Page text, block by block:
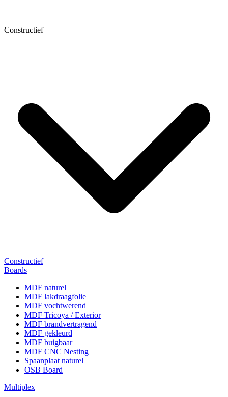
Constructief
Constructief
Boards
MDF naturel
MDF lakdraagfolie
MDF vochtwerend
MDF Tricoya / Exterior
MDF brandvertragend
MDF gekleurd
MDF buigbaar
MDF CNC Nesting
Spaanplaat naturel
OSB Board
Multiplex